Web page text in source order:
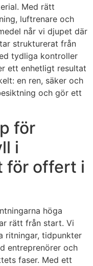
Med rätt
luftrenare och
når vi djupet där
strukturerat från
tydliga kontroller
ett enhetligt resultat
en ren, säker och
och gör ett
för
i
för offert i
höga
rätt från start. Vi
ritningar, tidpunkter
entreprenörer och
faser. Med ett